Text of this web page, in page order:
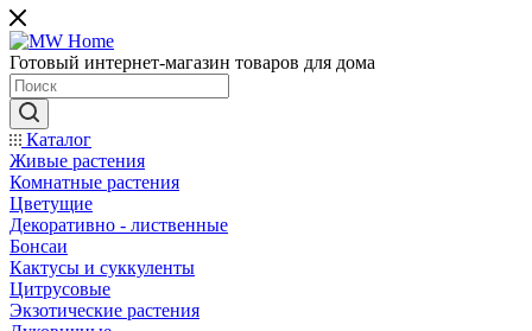
Готовый интернет-магазин товаров для дома
Каталог
Живые растения
Комнатные растения
Цветущие
Декоративно - лиственные
Бонсаи
Кактусы и суккуленты
Цитрусовые
Экзотические растения